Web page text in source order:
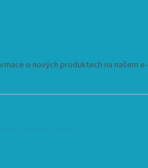
o nových produktech na našem e-